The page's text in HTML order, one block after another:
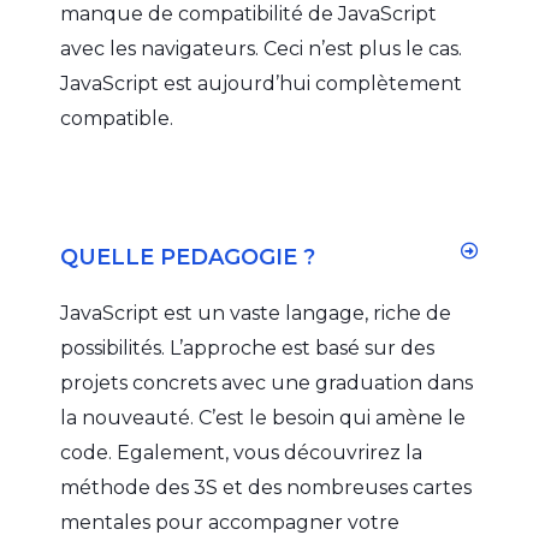
manque de compatibilité de JavaScript
avec les navigateurs. Ceci n’est plus le cas.
JavaScript est aujourd’hui complètement
compatible.
QUELLE PEDAGOGIE ?
JavaScript est un vaste langage, riche de
possibilités. L’approche est basé sur des
projets concrets avec une graduation dans
la nouveauté. C’est le besoin qui amène le
code. Egalement, vous découvrirez la
méthode des 3S et des nombreuses cartes
mentales pour accompagner votre